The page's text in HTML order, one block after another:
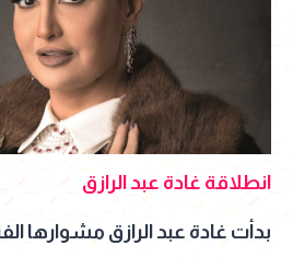
انطلاقة غادة عبد الرازق
بدأت غادة عبد الرازق مشوارها